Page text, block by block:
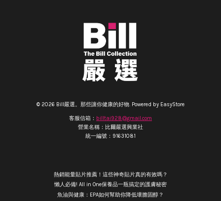
© 2026 Bill嚴選。那些讓你健康的好物. Powered by EasyStore
客服信箱： billtai928@gmail.com
營業名稱：比爾嚴選興業社
統一編號：91631081
熱銷能量貼片推薦！這些神奇貼片真的有效嗎？
懶人必備! All in One保養品一瓶搞定的護膚秘密
魚油與健康：EPA如何幫助你降低壞膽固醇？